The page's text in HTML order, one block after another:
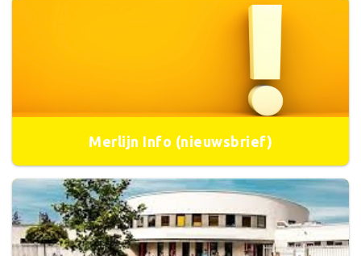
Merlijn Info (nieuwsbrief)